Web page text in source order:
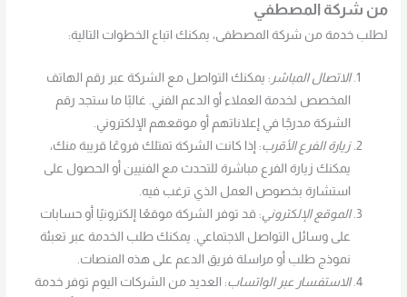
من شركة المصطفي
لطلب خدمة من شركة المصطفى، يمكنك اتباع الخطوات التالية:
الاتصال المباشر : يمكنك التواصل مع الشركة عبر رقم الهاتف
المخصص لخدمة العملاء أو الدعم الفني. غالبًا ما ستجد رقم
الشركة مدرجًا في إعلاناتهم أو موقعهم الإلكتروني.
زيارة الفرع الأقرب: إذا كانت الشركة تمتلك فروعًا قريبة منك،
يمكنك زيارة الفرع مباشرة للتحدث مع الفنيين أو الحصول على
استشارة بخصوص العمل الذي ترغب فيه.
الموقع الإلكتروني: قد توفر الشركة موقعًا إلكترونيًا أو حسابات
على وسائل التواصل الاجتماعي. يمكنك طلب الخدمة عبر تعبئة
نموذج طلب أو مراسلة فريق الدعم على هذه المنصات.
الاستفسار عبر الواتساب: العديد من الشركات اليوم توفر خدمة